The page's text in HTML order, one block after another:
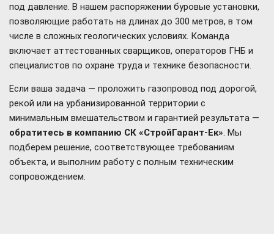
под давление. В нашем распоряжении буровые установки,
позволяющие работать на длинах до 300 метров, в том
числе в сложных геологических условиях. Команда
включает аттестованных сварщиков, операторов ГНБ и
специалистов по охране труда и технике безопасности.
Если ваша задача — проложить газопровод под дорогой,
рекой или на урбанизированной территории с
минимальным вмешательством и гарантией результата —
обратитесь в компанию СК «СтройГарант-Ек» . Мы
подберем решение, соответствующее требованиям
объекта, и выполним работу с полным техническим
сопровождением.